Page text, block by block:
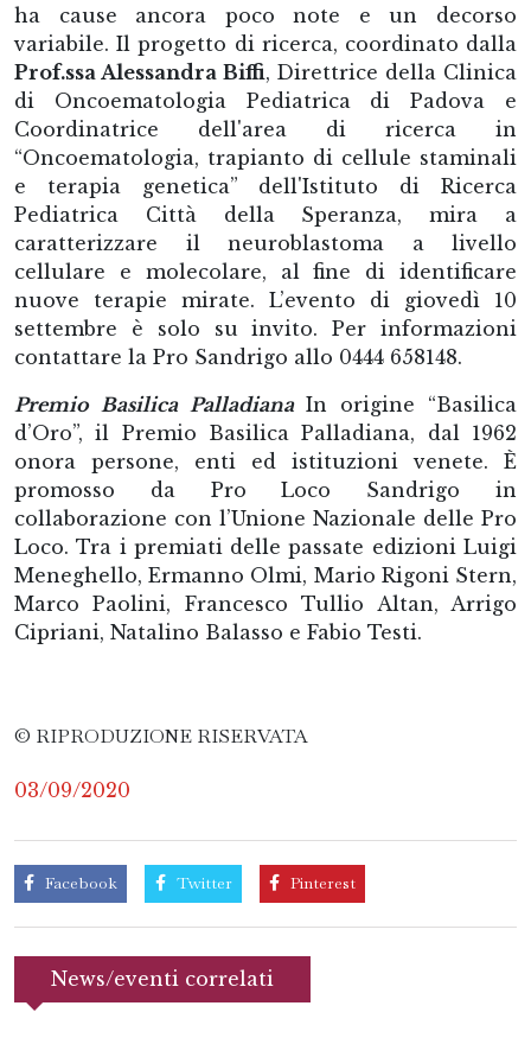
ha cause ancora poco note e un decorso
variabile. Il progetto di ricerca, coordinato dalla
Prof.ssa Alessandra Biffi, Direttrice della Clinica
di Oncoematologia Pediatrica di Padova e
Coordinatrice dell'area di ricerca in
“Oncoematologia, trapianto di cellule staminali
e terapia genetica” dell'Istituto di Ricerca
Pediatrica Città della Speranza, mira a
caratterizzare il neuroblastoma a livello
cellulare e molecolare, al fine di identificare
nuove terapie mirate. L’evento di giovedì 10
settembre è solo su invito. Per informazioni
contattare la Pro Sandrigo allo 0444 658148.
Premio Basilica PalladianaIn origine “Basilica
d’Oro”, il Premio Basilica Palladiana, dal 1962
onora persone, enti ed istituzioni venete. È
promosso da Pro Loco Sandrigo in
collaborazione con l’Unione Nazionale delle Pro
Loco. Tra i premiati delle passate edizioni Luigi
Meneghello, Ermanno Olmi, Mario Rigoni Stern,
Marco Paolini, Francesco Tullio Altan, Arrigo
Cipriani, Natalino Balasso e Fabio Testi.
© RIPRODUZIONE RISERVATA
03/09/2020
Facebook Twitter Pinterest
News/eventi correlati